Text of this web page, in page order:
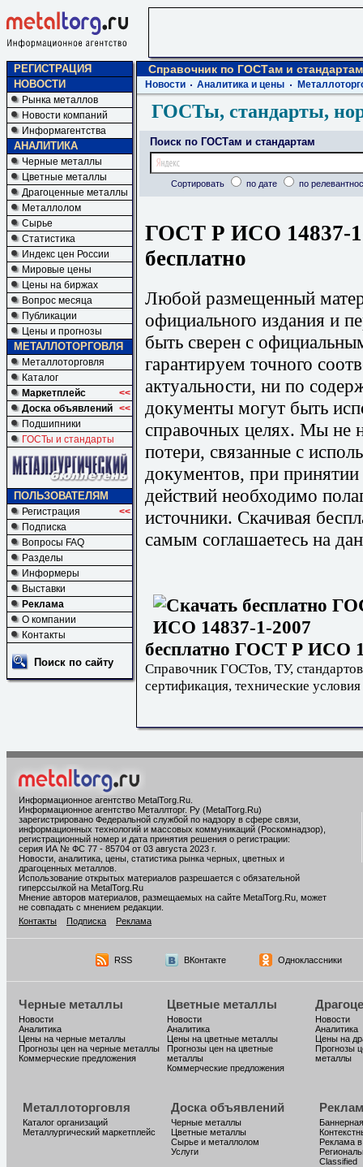
РЕГИСТРАЦИЯ
НОВОСТИ
Рынка металлов
Новости компаний
Информагентства
АНАЛИТИКА
Черные металлы
Цветные металлы
Драгоценные металлы
Металлолом
Сырье
Статистика
Индекс цен России
Мировые цены
Цены на биржах
Вопрос месяца
Публикации
Цены и прогнозы
МЕТАЛЛОТОРГОВЛЯ
Металлоторговля
Каталог
Маркетплейс
<<
Доска объявлений <<
Подшипники
ГОСТы и стандарты
ПОЛЬЗОВАТЕЛЯМ
Регистрация
<<
Подписка
Вопросы FAQ
Разделы
Информеры
Выставки
Реклама
О компании
Контакты
Поиск по сайту
Справочник по ГОСТам и стандартам
Новости Аналитика и цены
ГОСТы, стандарты,
Поиск по ГОСТам и стандартам
Сортировать по дате по
ГОСТ Р ИСО 14837-1-
бесплатно
Любой размещенный
официального издания и
быть сверен с
гарантируем точного
актуальности, ни по
документы могут быть
справочных целях. Мы не
потери, связанные с
документов, при
действий необходимо
источники. Скачивая
самым соглашаетесь на
бесплатно ГОСТ Р ИСО
Справочник ГОСТов, ТУ,
сертификация, технические условия
Информационное агентство MetalTorg.Ru
Информационное агентство Металлторг. Ру (MetalTorg.Ru)
зарегистрировано Федеральной службой по надзору в сфере связи,
информационных технологий и массовых коммуникаций (Роскомнадзор),
регистрационный номер и дата принятия решения о регистрации:
серия ИА № ФС 77 - 85704 от 03 августа 2023 г.
Новости, аналитика, цены, статистика рынка черных, цветных и
драгоценных металлов.
Использование открытых материалов разрешается с обязательной
гиперссылкой на MetalTorg.Ru
Мнение авторов материалов, размещаемых на сайте MetalTorg.Ru, может
не совпадать с мнением редакции.
Контакты
Подписка Реклама
RSS ВКонтакте Одноклассники
Черные металлы
Новости
Аналитика
Цены на черные металлы
Прогнозы цен на черные металлы
Коммерческие предложения
Цветные металлы
Новости
Аналитика
Цены на цветные металлы
Прогнозы цен на цветные
металлы
Коммерческие предложения
Новости
Аналитика
Цены на
Прогнозы
металлы
Металлоторговля
Каталог организаций
Металлургический маркетплейс
Доска объявлений
Черные металлы
Цветные металлы
Сырье и металлолом
Услуги
Реклама
Classified